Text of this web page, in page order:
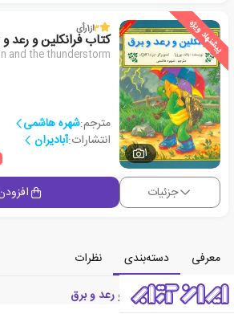
پیشنهاد ویژه
1
3از1رأی
کتاب فرانکلین و رعد
and the thunderstorm
مترجم:شهره هاشمی
انتشارات:آبادیران
جزئیات
معرفی دسته‌بندی
نظرات
معرفی کتاب فرانکلین و رعد و برق